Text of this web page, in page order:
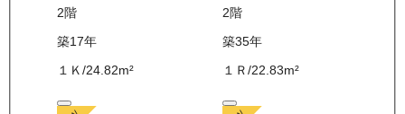
2階
築17年
１Ｋ /24.82m²
2階
築35年
１Ｒ/22.83m²